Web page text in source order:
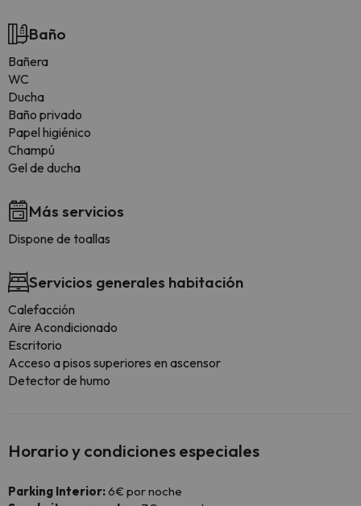
Baño
Bañera
WC
Ducha
Baño privado
Papel higiénico
Champú
Gel de ducha
Más servicios
Dispone de toallas
Servicios generales habitación
Calefacción
Aire Acondicionado
Escritorio
Acceso a pisos superiores en ascensor
Detector de humo
Horario y condiciones especiales
Parking Interior:6€ por noche